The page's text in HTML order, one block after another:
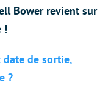
Bower revient sur
!
date de sortie,
?